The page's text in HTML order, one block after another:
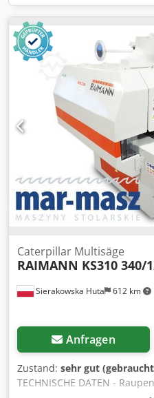
Sierakowska Huta 612 km
Caterpillar Multisäge
RAIMANN KS310 340/
Anfragen
Zustand: sehr gut
TECHNISCHE DATEN -